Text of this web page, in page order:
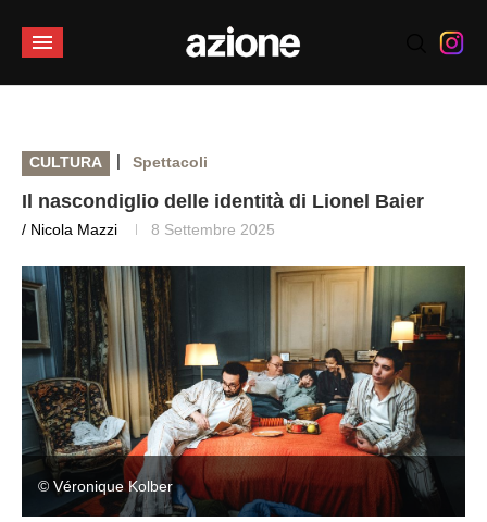
CULTURA | Spettacoli
Il nascondiglio delle identità di Lionel Baier
/ Nicola Mazzi 8 Settembre 2025
© Véronique Kolber